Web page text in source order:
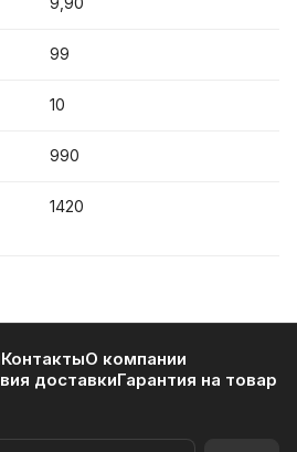
99
10
990
1420
КонтактыО компании
доставкиГарантия на товар